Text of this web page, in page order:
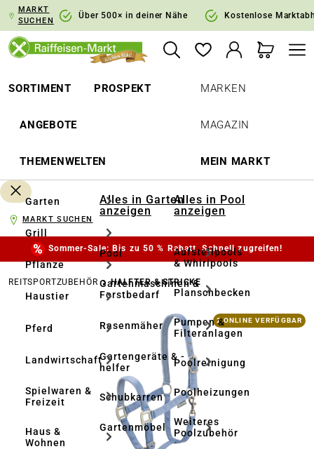
Zur Hauptnavigation springen
MARKT
SUCHEN
Über 500× in deiner Nähe Kostenlose
SORTIMENT PROSPEKT
ANGEBOTE
THEMENWELTEN
MARKEN
MAGAZIN
MEIN MARKT
Garten
Grill
Pflanze
Haustier
Pferd
Landwirtschaft
Spielwaren &
Freizeit
Haus &
Wohnen
Alles in Garten
anzeigen
Pool
Gartenmaschinen &
Forstbedarf
Rasenmäher
Gartengeräte & -
helfer
Schubkarren
Gartenmöbel
Alles in Pool
anzeigen
Aufstellpools
& Whirlpools
Planschbecken
Pumpen &
Filteranlagen
Poolreinigung
Poolheizungen
Weiteres
Poolzubehör
MARKT SUCHEN
Sommer-Sale: Bis zu 50 % Rabatt. Schnell zugreifen!
REITSPORTZUBEHÖR HALFTER & STRICKE
Bildergalerie überspringen 2 ONLINE VERFÜGBAR